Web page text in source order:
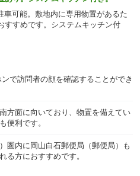
可能。敷地内に専用物置があるた
すすめです。システムキッチン付
で訪問者の顔を確認することができ
方面に向いており、物置を備えてい
便利です。
圏内に岡山白石郵便局（郵便局）も
る方におすすめです。